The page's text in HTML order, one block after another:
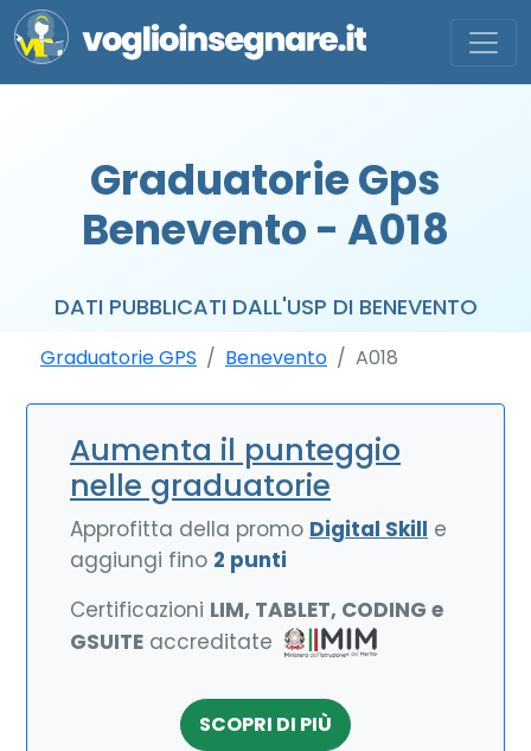
Graduatorie Gps
Benevento - A018
DATI PUBBLICATI DALL'USP DI BENEVENTO
Graduatorie GPS Benevento A018
Aumenta il punteggio
nelle graduatorie
Approfitta della promo Digital Skill e
aggiungi fino 2 punti
Certificazioni LIM, TABLET, CODING e
GSUITE accreditate
SCOPRI DI PIÙ